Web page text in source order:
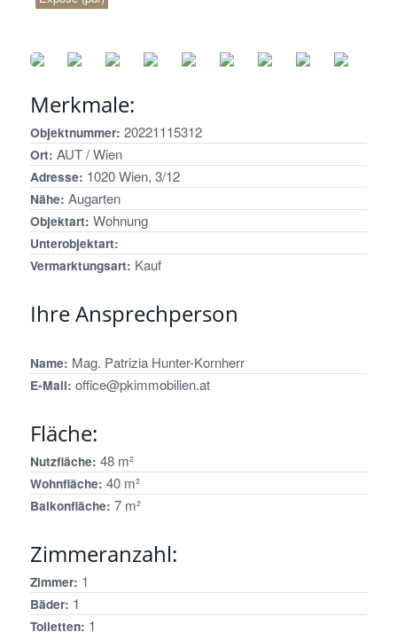
Merkmale:
Objektnummer: 20221115312
Ort: AUT / Wien
Adresse: 1020 Wien, 3/12
Nähe: Augarten
Objektart: Wohnung
Unterobjektart:
Vermarktungsart: Kauf
Ihre Ansprechperson
Name: Mag. Patrizia Hunter-Kornherr
E-Mail: office@pkimmobilien.at
Fläche:
Nutzfläche: 48 m²
Wohnfläche: 40 m²
Balkonfläche: 7 m²
Zimmeranzahl:
Zimmer: 1
Bäder: 1
Toiletten: 1